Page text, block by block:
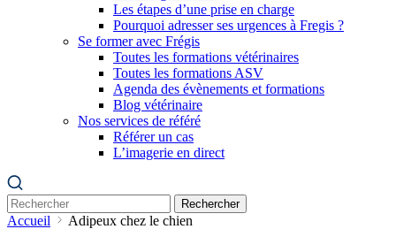
Les étapes d’une prise en charge
Pourquoi adresser ses urgences à Fregis ?
Se former avec Frégis
Toutes les formations vétérinaires
Toutes les formations ASV
Agenda des évènements et formations
Blog vétérinaire
Nos services de référé
Référer un cas
L’imagerie en direct
Rechercher
Accueil Adipeux chez le chien